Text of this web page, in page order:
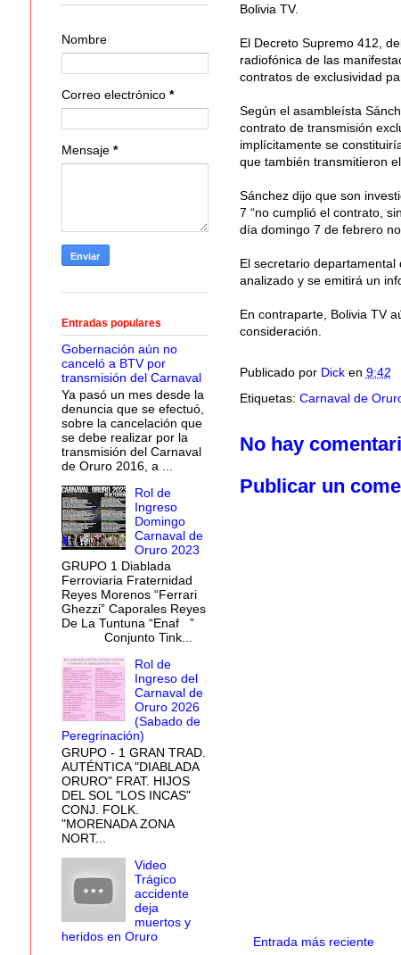
Bolivia TV.
El Decreto Supremo 412,
radiofónica de las
contratos de exclusividad
Según el asambleísta
contrato de transmisión
implícitamente se
que también transmitieron el
Sánchez dijo que son
7 “no cumplió el contrato,
día domingo 7 de febrero
El secretario
analizado y se emitirá un
En contraparte, Bolivia TV
consideración.
Publicado por Dick en 9:42
Etiquetas: Carnaval de
No hay
Publicar un
Entrada más reciente
Nombre
Correo electrónico *
Mensaje *
Entradas populares
Gobernación aún no
canceló a BTV por
transmisión del Carnaval
Ya pasó un mes desde la
denuncia que se efectuó,
sobre la cancelación que
se debe realizar por la
transmisión del Carnaval
de Oruro 2016, a ...
Rol de
Ingreso
Domingo
Carnaval de
Oruro 2023
GRUPO 1 Diablada
Ferroviaria Fraternidad
Reyes Morenos “Ferrari
Ghezzi” Caporales Reyes
De La Tuntuna “Enaf ”
Conjunto Tink...
Rol de
Ingreso del
Carnaval de
Oruro 2026
(Sabado de
Peregrinación)
GRUPO - 1 GRAN TRAD.
AUTÉNTICA "DIABLADA
ORURO" FRAT. HIJOS
DEL SOL "LOS INCAS"
CONJ. FOLK.
"MORENADA ZONA
NORT...
Video
Trágico
accidente
deja
muertos y
heridos en Oruro